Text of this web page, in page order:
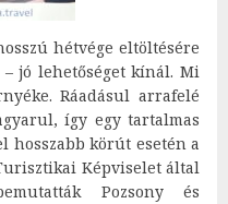
hétvége eltöltésére
jó lehetőséget kínál. Mi
Ráadásul arrafelé
így egy tartalmas
hosszabb körút esetén a
Képviselet által
Pozsony és